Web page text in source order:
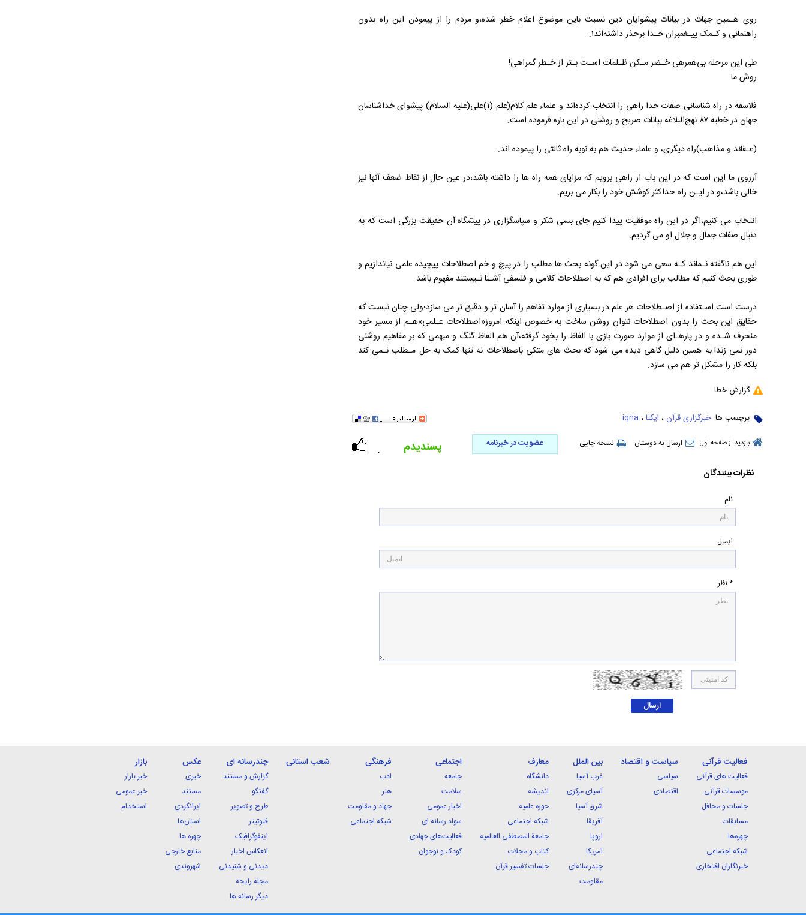
روی هـمین جهات در بیانات پیشوایان دین نسبت باین موضوع اعلام خطر شده،و مردم را از پیمودن این راه بدون‌
راهنمائی‌ و کـمک پیـغمبران خـدا برحذر داشته‌اند۱.
طی این مرحله بی‌همرهی خـضر مـکن‌ ظـلمات اسـت بـتر از خـطر گمراهی!
روش ما
فلاسفه در راه شناسائی‌ صفات‌ خدا راهی را انتخاب کرده‌اند‌ و علماء‌ علم کلام(علم (۱)علی(علیه السلام) پیشوای خداشناسان
جهان در خطبه ۸۷ نهج‌البلاغه بیانات صریح و روشنی در این باره فرموده است.
(عـقائد و مذاهب)راه دیگری، و علماء‌ حدیث‌ هم به نوبه راه ثالثی‌ را‌ پیموده ‌اند.
آرزوی ما این است که در این باب از راهی برویم که مزایای همه راه ها را داشته باشد،در عین حال از نقاط ضعف آنها نیز
خالی باشد،و در ایـن‌ راه حداکثر کوشش خود را بکار می بریم.
انتخاب می کنیم،اگر در این راه موفقیت پیدا کنیم جای بسی شکر و سپاسگزاری در پیشگاه آن حقیقت بزرگی است که به
دنبال صفات جمال و جلال‌ او‌ می گردیم.
این هم‌ ناگفته نـماند کـه سعی می شود در این گونه بحث ها مطلب را در پیچ ‌و خم اصطلاحات پیچیده علمی نیاندازیم و
طوری‌ بحث کنیم که مطالب برای افرادی هم که به اصطلاحات کلامی و فلسفی‌ آشـنا‌ نـیستند‌ مفهوم باشد.
درست است اسـتفاده از اصـطلاحات هر علم در بسیاری از موارد تفاهم را آسان تر و دقیق تر ‌‌می سازد‌؛ولی چنان نیست که
حقایق این بحث را بدون اصطلاحات نتوان روشن ساخت‌ به خصوص‌ اینکه‌ امروز«اصطلاحات عـلمی»هـم از مسیر خود
منحرف شـده و در پارهـ‌ای از موارد صورت بازی‌ با الفاظ را بخود گرفته،آن هم الفاظ گنگ و مبهمی که بر مفاهیم روشنی‌
دور نمی زند!.به همین دلیل‌ گاهی‌ دیده می شود که بحث های متکی باصطلاحات نه تنها کمک به حل مـطلب نـمی کند
بلکه کار را مشکل تر هم می سازد.
گزارش خطا
برچسب ها: خبرگزاری قرآن ، ایکنا ، iqna
بازدید از صفحه اول ارسال به دوستان نسخه چاپی عضویت در خبرنامه
۰ پسندیدم
نظرات بینندگان
نام
ایمیل
* نظر
فعالیت قرآنی
فعالیت های قرآنی
موسسات قرآنی
جلسات و محافل
مسابقات
چهره‌ها
شبکه اجتماعی
خبرنگاران افتخاری
سیاست و اقتصاد
سیاسی
اقتصادی
بین الملل
غرب آسیا
آسیای مرکزی
شرق آسیا
آفریقا
اروپا
آمریکا
چندرسانه‌ای
مقاومت
معارف
دانشگاه
اندیشه
حوزه علمیه
شبکه اجتماعی
جامعة المصطفی العالمیه
کتاب و مجلات
جلسات تفسیر قرآن
اجتماعی
جامعه
سلامت
اخبار عمومی
سواد رسانه ای
فعالیت‌های جهادی
کودک و نوجوان
فرهنگی
ادب
هنر
جهاد و مقاومت
شبکه اجتماعی
شعب استانی چندرسانه ای
گزارش و مستند
گفتگو
طرح و تصویر
فتوتیتر
اینفوگرافیک
انعکاس اخبار
دیدنی و شنیدنی
مجله رایحه
دیگر رسانه ها
عکس
خبری
مستند
ایرانگردی
استان‌ها
چهره ها
منابع خارجی
شهروندی
بازار
خبر بازار
خبر عمومی
استخدام